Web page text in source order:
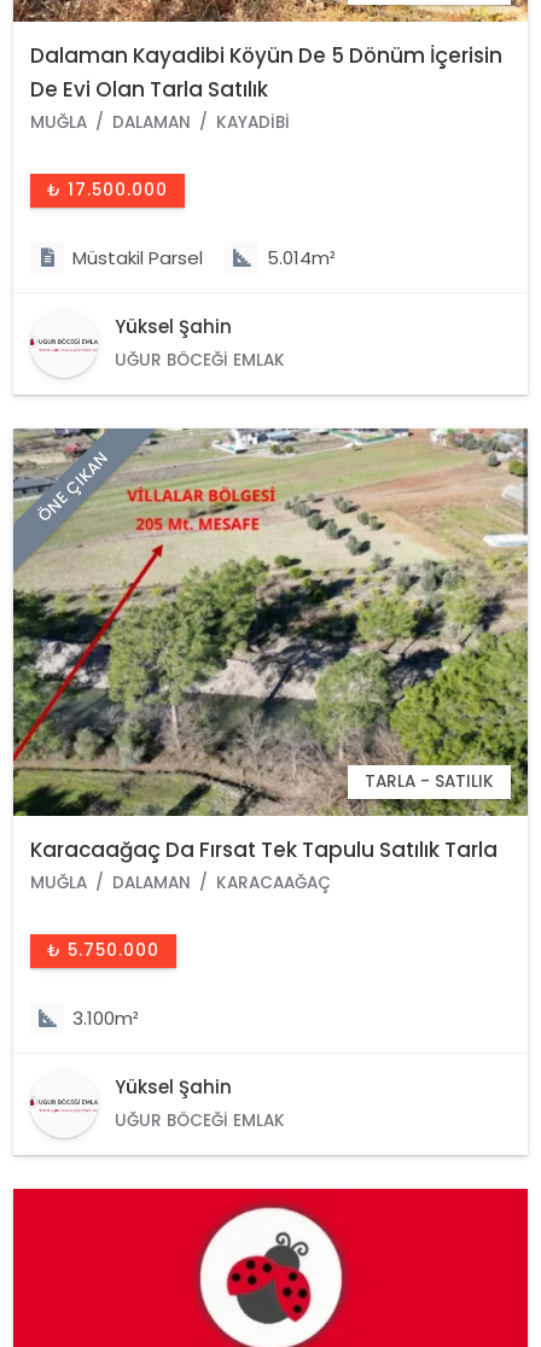
Dalaman Kayadibi Köyün De 5 Dönüm İçerisin
De Evi Olan Tarla Satılık
MUĞLA DALAMAN KAYADIBI
₺ 17.500.000
Müstakil Parsel 5.014m²
Yüksel Şahin
UĞUR BÖCEĞI EMLAK
ÖNE ÇIKAN
TARLA - SATILIK
Karacaağaç Da Fırsat Tek Tapulu Satılık Tarla
MUĞLA DALAMAN KARACAAĞAÇ
₺ 5.750.000
3.100m²
Yüksel Şahin
UĞUR BÖCEĞI EMLAK